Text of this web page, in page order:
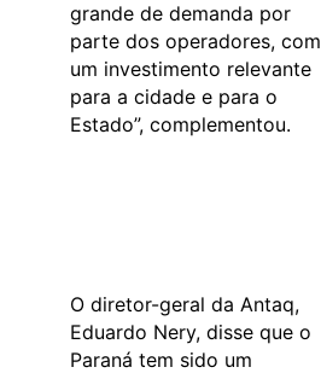
grande de demanda por
parte dos operadores, com
um investimento relevante
para a cidade e para o
Estado”, complementou.
O diretor-geral da Antaq,
Eduardo Nery, disse que o
Paraná tem sido um